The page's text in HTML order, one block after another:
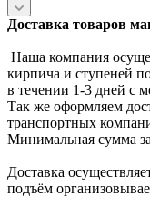
Доставка товаров
Наша компания
кирпича и ступеней
в течении 1-3 дней с
Так же оформляем
транспортных
Минимальная сумма
Доставка
подъём